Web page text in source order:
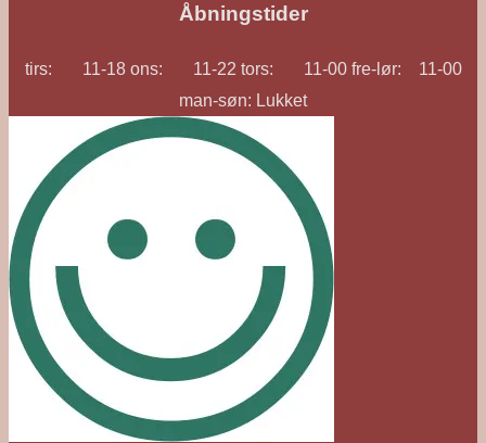
Åbningstider
tirs: 11-18 ons: 11-22 tors: 11-00 fre-lør: 11-00
man-søn: Lukket